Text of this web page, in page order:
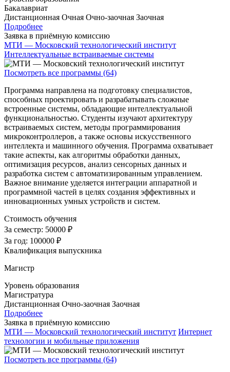
Бакалавриат
Дистанционная Очная Очно-заочная Заочная
Подробнее
Заявка в приёмную комиссию
МТИ — Московский технологический институт
Интеллектуальные встраиваемые системы
Посмотреть все программы (64)
Программа направлена на подготовку специалистов,
способных проектировать и разрабатывать сложные
встроенные системы, обладающие интеллектуальной
функциональностью. Студенты изучают архитектуру
встраиваемых систем, методы программирования
микроконтроллеров, а также основы искусственного
интеллекта и машинного обучения. Программа охватывает
такие аспекты, как алгоритмы обработки данных,
оптимизация ресурсов, анализ сенсорных данных и
разработка систем с автоматизированным управлением.
Важное внимание уделяется интеграции аппаратной и
программной частей в целях создания эффективных и
инновационных умных устройств и систем.
Стоимость обучения
За семестр: 50000 ₽
За год: 100000 ₽
Квалификация выпускника
Магистр
Уровень образования
Магистратура
Дистанционная Очно-заочная Заочная
Подробнее
Заявка в приёмную комиссию
МТИ — Московский технологический институт Интернет
технологии и мобильные приложения
Посмотреть все программы (64)